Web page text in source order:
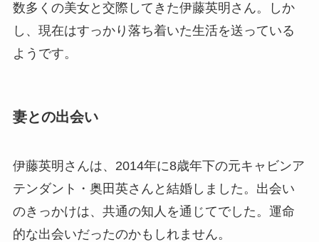
数多くの美女と交際してきた伊藤英明さん。しか
し、現在はすっかり落ち着いた生活を送っている
ようです。
妻との出会い
伊藤英明さんは、2014年に8歳年下の元キャビンア
テンダント・奥田英さんと結婚しました。出会い
のきっかけは、共通の知人を通じてでした。運命
的な出会いだったのかもしれません。